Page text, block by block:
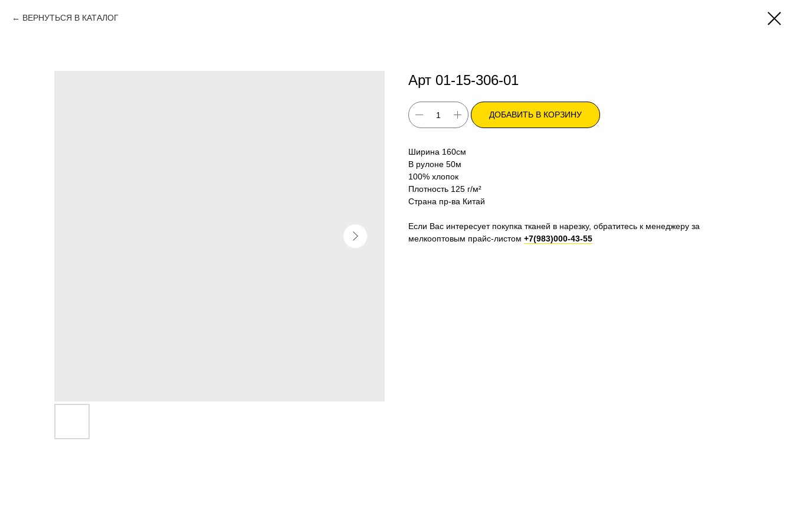
ВЕРНУТЬСЯ В КАТАЛОГ
Арт 01-15-306-01
ДОБАВИТЬ В КОРЗИНУ
Ширина 160см
В рулоне 50м
100% хлопок
Плотность 125 г/м²
Страна пр-ва Китай
Если Вас интересует покупка тканей в нарезку, обратитесь к менеджеру за
мелкооптовым прайс-листом +7(983)000-43-55